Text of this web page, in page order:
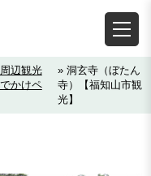
辺観光
かけペ
» 洞玄寺（ぼたん
寺）【福知山市観
光】